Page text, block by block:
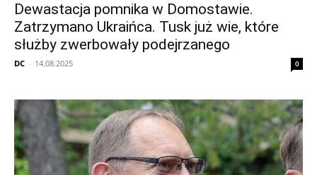
Dewastacja pomnika w Domostawie.
Zatrzymano Ukraińca. Tusk już wie, które
służby zwerbowały podejrzanego
DC - 14.08.2025 0